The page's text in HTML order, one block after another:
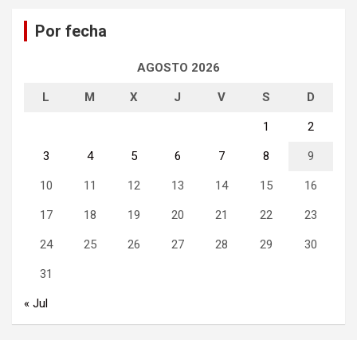
Por fecha
AGOSTO 2026
L M X J V S D
1 2
3 4 5 6 7 8 9
10 11 12 13 14 15 16
17 18 19 20 21 22 23
24 25 26 27 28 29 30
31
« Jul